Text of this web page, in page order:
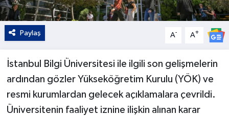
Paylaş A- A+
İstanbul Bilgi Üniversitesi ile ilgili son gelişmelerin
ardından gözler Yükseköğretim Kurulu (YÖK) ve
resmi kurumlardan gelecek açıklamalara çevrildi.
Üniversitenin faaliyet iznine ilişkin alınan karar